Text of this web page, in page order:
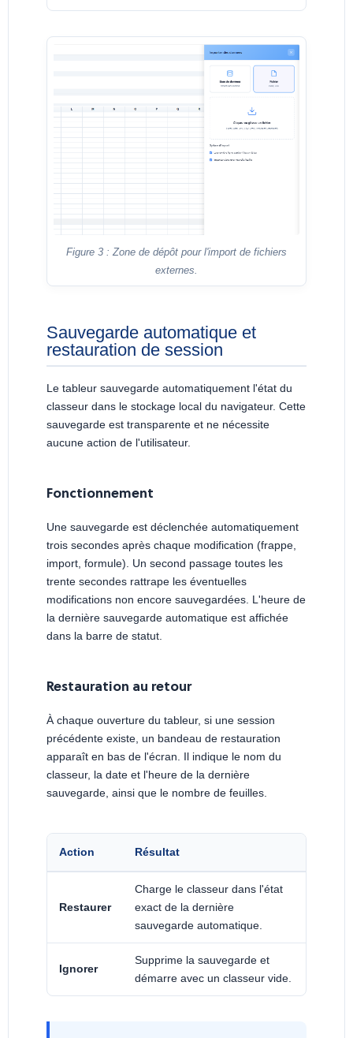
Figure 3 : Zone de dépôt pour l'import de fichiers
externes.
Sauvegarde automatique et
restauration de session
Le tableur sauvegarde automatiquement l'état du
classeur dans le stockage local du navigateur. Cette
sauvegarde est transparente et ne nécessite
aucune action de l'utilisateur.
Fonctionnement
Une sauvegarde est déclenchée automatiquement
trois secondes après chaque modification (frappe,
import, formule). Un second passage toutes les
trente secondes rattrape les éventuelles
modifications non encore sauvegardées. L'heure de
la dernière sauvegarde automatique est affichée
dans la barre de statut.
Restauration au retour
À chaque ouverture du tableur, si une session
précédente existe, un bandeau de restauration
apparaît en bas de l'écran. Il indique le nom du
classeur, la date et l'heure de la dernière
sauvegarde, ainsi que le nombre de feuilles.
Action Résultat
Restaurer
Charge le classeur dans l'état
exact de la dernière
sauvegarde automatique.
Ignorer
Supprime la sauvegarde et
démarre avec un classeur vide.